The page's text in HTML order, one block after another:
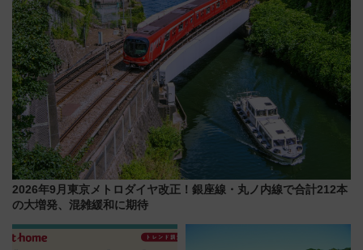
2026年9月東京メトロダイヤ改正！銀座線・丸ノ内線で合計212本
の大増発、混雑緩和に期待